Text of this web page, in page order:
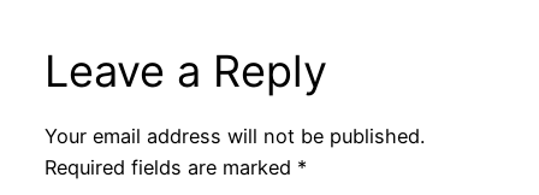
Leave a Reply
Your email address will not be published.
Required fields are marked *